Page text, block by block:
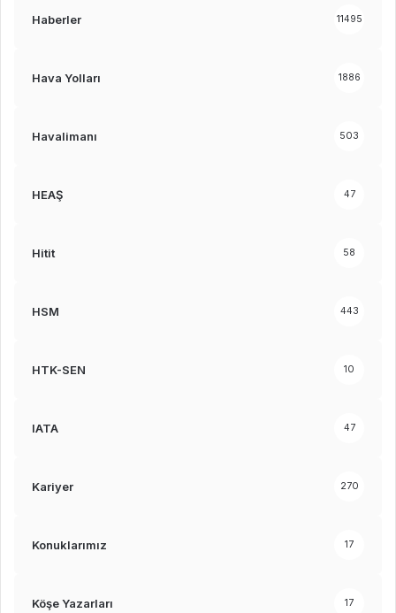
Haberler 11495
Hava Yolları 1886
Havalimanı 503
HEAŞ 47
Hitit 58
HSM 443
HTK-SEN 10
IATA 47
Kariyer 270
Konuklarımız 17
Köşe Yazarları 17